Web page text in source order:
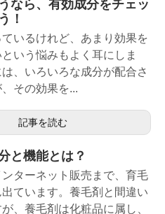
なら、有効成分をチェッ
！
いるけれど、あまり効果を
いう悩みもよく耳にしま
、いろいろな成分が配合さ
その効果を...
記事を読む
と機能とは？
ターネット販売まで、育毛
ています。養毛剤と間違い
、養毛剤は化粧品に属し、